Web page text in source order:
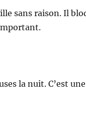
sans raison. Il
la nuit. C’est